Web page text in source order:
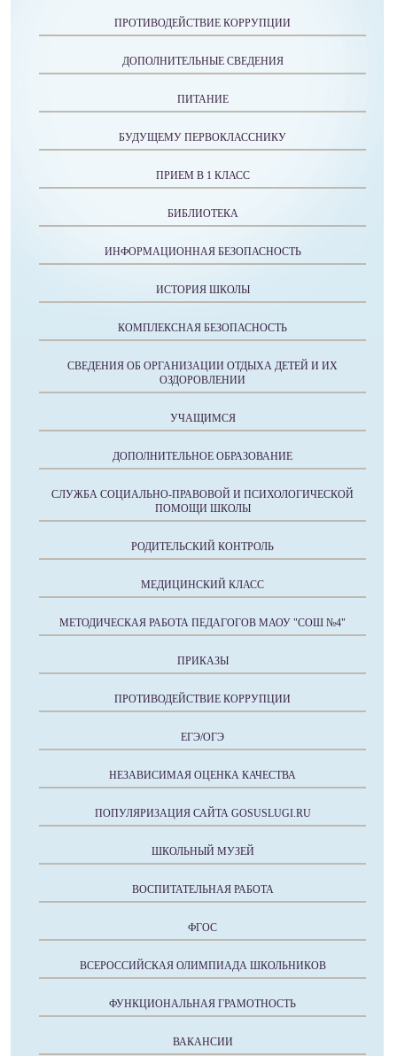
ПРОТИВОДЕЙСТВИЕ КОРРУПЦИИ
ДОПОЛНИТЕЛЬНЫЕ СВЕДЕНИЯ
ПИТАНИЕ
БУДУЩЕМУ ПЕРВОКЛАССНИКУ
ПРИЕМ В 1 КЛАСС
БИБЛИОТЕКА
ИНФОРМАЦИОННАЯ БЕЗОПАСНОСТЬ
ИСТОРИЯ ШКОЛЫ
КОМПЛЕКСНАЯ БЕЗОПАСНОСТЬ
СВЕДЕНИЯ ОБ ОРГАНИЗАЦИИ ОТДЫХА ДЕТЕЙ И ИХ
ОЗДОРОВЛЕНИИ
УЧАЩИМСЯ
ДОПОЛНИТЕЛЬНОЕ ОБРАЗОВАНИЕ
СЛУЖБА СОЦИАЛЬНО-ПРАВОВОЙ И ПСИХОЛОГИЧЕСКОЙ
ПОМОЩИ ШКОЛЫ
РОДИТЕЛЬСКИЙ КОНТРОЛЬ
МЕДИЦИНСКИЙ КЛАСС
МЕТОДИЧЕСКАЯ РАБОТА ПЕДАГОГОВ МАОУ "СОШ №4"
ПРИКАЗЫ
ПРОТИВОДЕЙСТВИЕ КОРРУПЦИИ
ЕГЭ/ОГЭ
НЕЗАВИСИМАЯ ОЦЕНКА КАЧЕСТВА
ПОПУЛЯРИЗАЦИЯ САЙТА GOSUSLUGI.RU
ШКОЛЬНЫЙ МУЗЕЙ
ВОСПИТАТЕЛЬНАЯ РАБОТА
ФГОС
ВСЕРОССИЙСКАЯ ОЛИМПИАДА ШКОЛЬНИКОВ
ФУНКЦИОНАЛЬНАЯ ГРАМОТНОСТЬ
ВАКАНСИИ